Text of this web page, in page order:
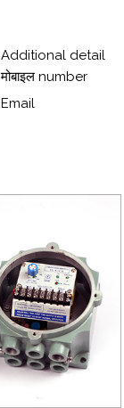
Additional detail
मोबाइल number
Email